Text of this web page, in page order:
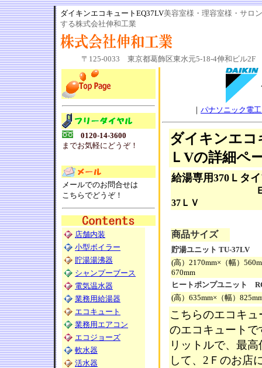
ダイキンエコキュートEQ37LV美容室様・理容室様・サロ
する株式会社伸和工業
〒125-0033 東京都葛飾区東水元5-18-4伸和ビル
0120-14-3600
までお気軽にどうぞ！
メールでのお問合せは
こちらでどうぞ！
店舗内装
小型ボイラー
貯湯湯沸器
シャンプーブース
電気温水器
業務用給湯器
エコキュート
業務用エアコン
エコジョーズ
軟水器
活水器
｜ パナソニック電
ダイキンエ
ＬVの詳細ペ
給湯専用370Ｌタ
ＥＱ
37ＬＶ
商品サイズ
貯湯ユニット TU-37LV
(高）2170mm×（幅）
670mm
ヒートポンプユニット
(高）635mm×（幅）
こちらのエコキ
のエコキュート
リットルで、最
して、2Ｆのお店